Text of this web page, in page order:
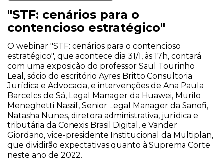
"STF: cenários para o
contencioso estratégico"
O webinar "STF: cenários para o contencioso
estratégico", que acontece dia 31/1, às 17h, contará
com uma exposição do professor Saul Tourinho
Leal, sócio do escritório Ayres Britto Consultoria
Jurídica e Advocacia, e intervenções de Ana Paula
Barcelos de Sá, Legal Manager da Huawei, Murilo
Meneghetti Nassif, Senior Legal Manager da Sanofi,
Natasha Nunes, diretora administrativa, jurídica e
tributária da Conexis Brasil Digital, e Vander
Giordano, vice-presidente Institucional da Multiplan,
que dividirão expectativas quanto à Suprema Corte
neste ano de 2022.